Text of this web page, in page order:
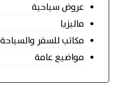
عروض سياحية
ماليزيا
مكاتب للسفر والسياحة
مواضيع عامة